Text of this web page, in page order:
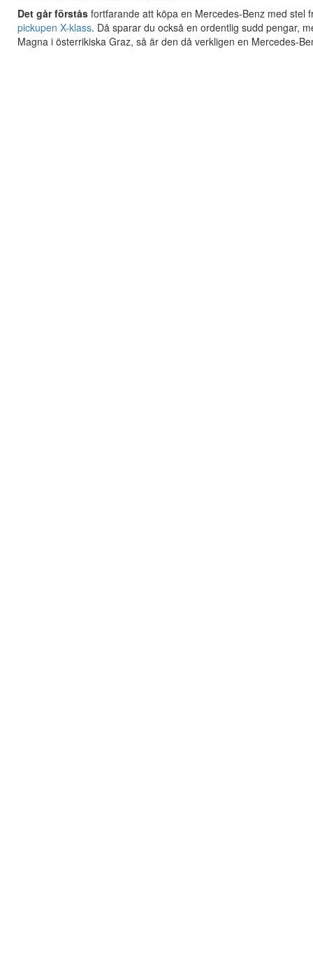
Det går förstås fortfarande att köpa en Mercedes-Benz med
pickupen X-klass. Då sparar du också en ordentlig sudd pengar,
Magna i österrikiska Graz, så är den då verkligen en Mercedes-